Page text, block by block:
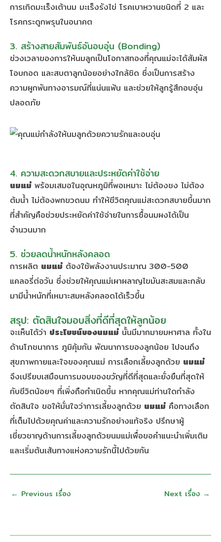
การเกิดมะเร็งเต้านม มะเร็งรังไข่ โรคเบาหวานชนิดที่ 2 และ
โรคกระดูกพรุนในอนาคต
3. สร้างสายสัมพันธ์อันอบอุ่น (Bonding)
ช่วงเวลาของการให้นมลูกเป็นโอกาสทองที่คุณแม่จะได้สัมผัส
โอบกอด และสบตาลูกน้อยอย่างใกล้ชิด ซึ่งเป็นการสร้าง
ความผูกพันทางอารมณ์ที่แน่นแฟ้น และช่วยให้ลูกรู้สึกอบอุ่น
ปลอดภัย
4. ความสะดวกสบายและประหยัดค่าใช้จ่าย
นมแม่ พร้อมเสมอในอุณหภูมิที่พอเหมาะ ไม่ต้องชง ไม่ต้อง
ต้มน้ำ ไม่ต้องพกขวดนม ทำให้ชีวิตคุณแม่สะดวกสบายขึ้นมาก
ที่สำคัญคือช่วยประหยัดค่าใช้จ่ายในการซื้อนมผงได้เป็น
จำนวนมาก
5. ช่วยลดน้ำหนักหลังคลอด
การผลิต นมแม่ ต้องใช้พลังงานประมาณ 300-500
แคลอรี่ต่อวัน ซึ่งช่วยให้คุณแม่เผาผลาญไขมันสะสมและกลับ
มามีน้ำหนักที่เหมาะสมหลังคลอดได้เร็วขึ้น
สรุป: ตัดสินใจมอบสิ่งที่ดีที่สุดให้ลูกน้อย
จะเห็นได้ว่า ประโยชน์ของนมแม่ นั้นมีมากมายมหาศาล ทั้งใน
ด้านโภชนาการ ภูมิคุ้มกัน พัฒนาการของลูกน้อย ไปจนถึง
สุขภาพกายและใจของคุณแม่ การเลือกเลี้ยงลูกด้วย นมแม่
จึงเปรียบเสมือนการมอบของขวัญที่ดีที่สุดและยั่งยืนที่สุดให้
กับชีวิตน้อยๆ ที่เพิ่งถือกำเนิดขึ้น หากคุณแม่ท่านใดกำลัง
ตัดสินใจ ขอให้มั่นใจว่าการเลี้ยงลูกด้วย นมแม่ คือทางเลือก
ที่เต็มไปด้วยคุณค่าและความรักอย่างแท้จริง ปรึกษาผู้
เชี่ยวชาญด้านการเลี้ยงลูกด้วยนมแม่เพื่อขอคำแนะนำเพิ่มเติม
และเริ่มต้นเส้นทางแห่งความรักนี้ไปด้วยกัน
← Previous เรื่อง Next เรื่อง →